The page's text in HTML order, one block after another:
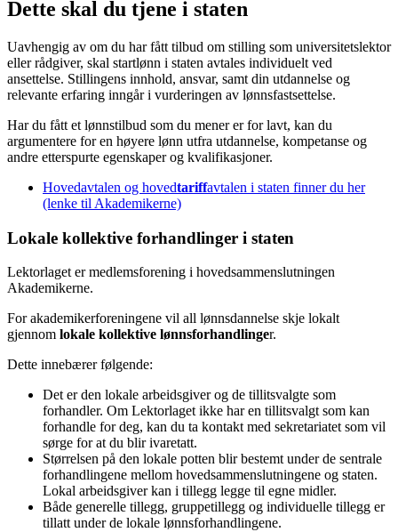
Dette skal du tjene i staten
Uavhengig av om du har fått tilbud om stilling som universitetslektor
eller rådgiver, skal startlønn i staten avtales individuelt ved
ansettelse. Stillingens innhold, ansvar, samt din utdannelse og
relevante erfaring inngår i vurderingen av lønnsfastsettelse.
Har du fått et lønnstilbud som du mener er for lavt, kan du
argumentere for en høyere lønn utfra utdannelse, kompetanse og
andre etterspurte egenskaper og kvalifikasjoner.
Hovedavtalen og hovedtariffavtalen i staten finner du her
(lenke til Akademikerne)
Lokale kollektive forhandlinger i staten
Lektorlaget er medlemsforening i hovedsammenslutningen
Akademikerne.
For akademikerforeningene vil all lønnsdannelse skje lokalt
gjennom lokale kollektive lønnsforhandlinger.
Dette innebærer følgende:
Det er den lokale arbeidsgiver og de tillitsvalgte som
forhandler. Om Lektorlaget ikke har en tillitsvalgt som kan
forhandle for deg, kan du ta kontakt med sekretariatet som vil
sørge for at du blir ivaretatt.
Størrelsen på den lokale potten blir bestemt under de sentrale
forhandlingene mellom hovedsammenslutningene og staten.
Lokal arbeidsgiver kan i tillegg legge til egne midler.
Både generelle tillegg, gruppetillegg og individuelle tillegg er
tillatt under de lokale lønnsforhandlingene.